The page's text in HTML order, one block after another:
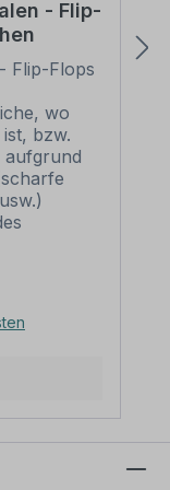
- Flip-
Flip-Flops
wo
bzw.
aufgrund
Folie
mm –
mm –
mm –
mm –